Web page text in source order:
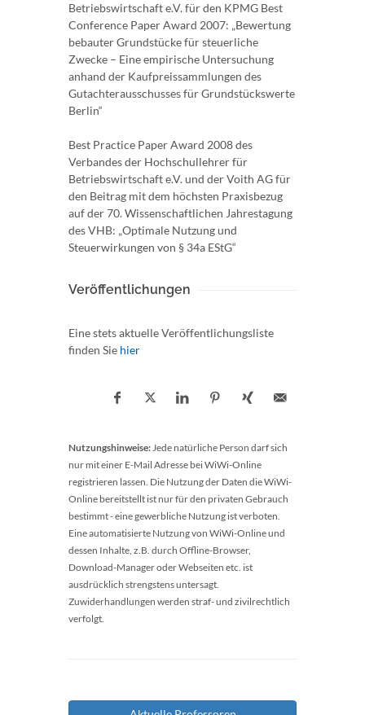
Betriebswirtschaft e.V. für den KPMG Best
Conference Paper Award 2007: „Bewertung
bebauter Grundstücke für steuerliche
Zwecke – Eine empirische Untersuchung
anhand der Kaufpreissammlungen des
Gutachterausschusses für Grundstückswerte
Berlin“
Best Practice Paper Award 2008 des
Verbandes der Hochschullehrer für
Betriebswirtschaft e.V. und der Voith AG für
den Beitrag mit dem höchsten Praxisbezug
auf der 70. Wissenschaftlichen Jahrestagung
des VHB: „Optimale Nutzung und
Steuerwirkungen von § 34a EStG“
Veröffentlichungen
Eine stets aktuelle Veröffentlichungsliste
finden Sie hier
Nutzungshinweise:Jede natürliche Person darf sich
nur mit einer E-Mail Adresse bei WiWi-Online
registrieren lassen. Die Nutzung der Daten die WiWi-
Online bereitstellt ist nur für den privaten Gebrauch
bestimmt - eine gewerbliche Nutzung ist verboten.
Eine automatisierte Nutzung von WiWi-Online und
dessen Inhalte, z.B. durch Offline-Browser,
Download-Manager oder Webseiten etc. ist
ausdrücklich strengstens untersagt.
Zuwiderhandlungen werden straf- und zivilrechtlich
verfolgt.